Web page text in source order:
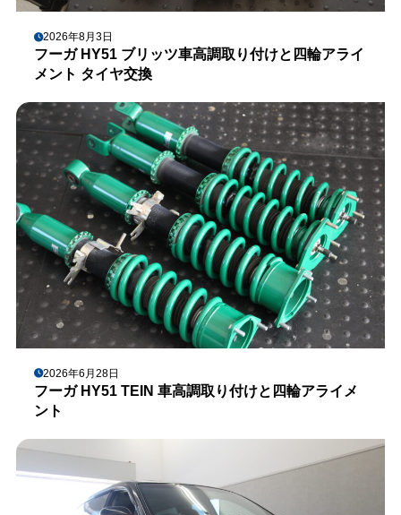
2026年8月3日
フーガ HY51 ブリッツ車高調取り付けと四輪アライ
メント タイヤ交換
2026年6月28日
フーガ HY51 TEIN 車高調取り付けと四輪アライメ
ント